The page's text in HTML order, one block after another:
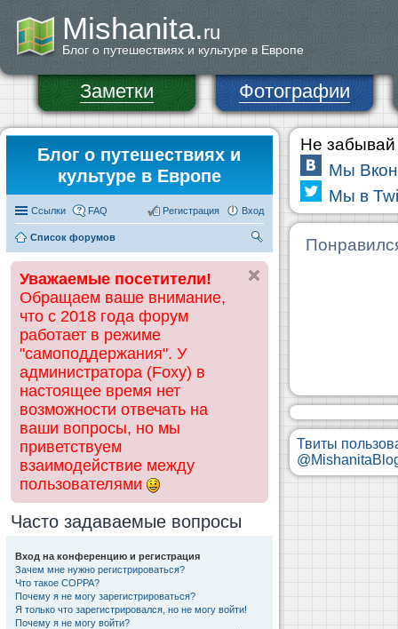
Mishanita.ru
Блог о путешествиях и культуре в Европе
Заметки Фотографии
Блог о путешествиях и
культуре в Европе
Ссылки FAQ Вход
Регистрация
Список форумов
ск
Уважаемые посетители!
Обращаем ваше внимание,
что с 2018 года форум
работает в режиме
"самоподдержания". У
администратора (Foxy) в
настоящее время нет
возможности отвечать на
ваши вопросы, но мы
приветствуем
взаимодействие между
пользователями
Часто задаваемые вопросы
Вход на конференцию и регистрация
Зачем мне нужно регистрироваться?
Что такое COPPA?
Почему я не могу зарегистрироваться?
Я только что зарегистрировался, но не могу войти!
Почему я не могу войти?
Не забывай
Мы
Мы в
Твиты